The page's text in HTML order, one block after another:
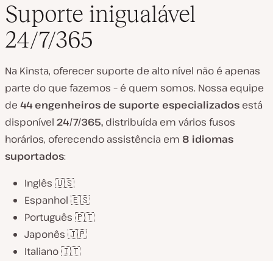
Suporte inigualável
24/7/365
Na Kinsta, oferecer suporte de alto nível não é apenas
parte do que fazemos – é quem somos. Nossa equipe
de 44 engenheiros de suporte especializados está
disponível 24/7/365, distribuída em vários fusos
horários, oferecendo assistência em 8 idiomas
suportados:
Inglês 🇺🇸
Espanhol 🇪🇸
Português 🇵🇹
Japonês 🇯🇵
Italiano 🇮🇹